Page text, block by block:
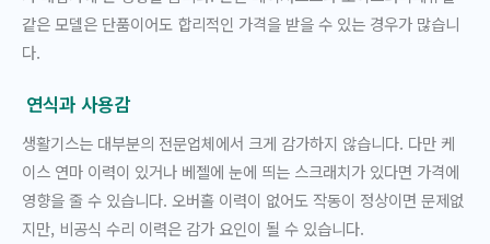
같은 모델은 단품이어도 합리적인 가격을 받을 수 있는 경우가 많습니
다.
연식과 사용감
생활기스는 대부분의 전문업체에서 크게 감가하지 않습니다. 다만 케
이스 연마 이력이 있거나 베젤에 눈에 띄는 스크래치가 있다면 가격에
영향을 줄 수 있습니다. 오버홀 이력이 없어도 작동이 정상이면 문제없
지만, 비공식 수리 이력은 감가 요인이 될 수 있습니다.